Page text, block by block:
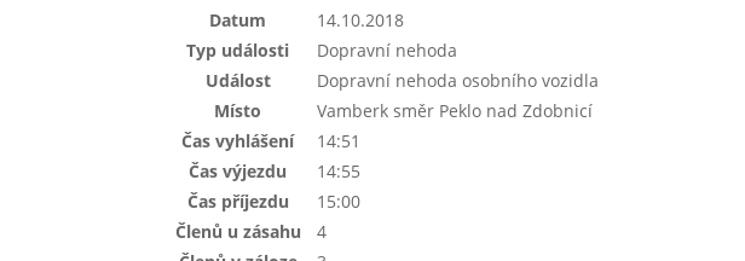
Datum
14.10.2018
Typ události
Dopravní nehoda
Událost
Dopravní nehoda osobního vozidla
Místo
Vamberk směr Peklo nad Zdobnicí
Čas vyhlášení
14:51
Čas výjezdu
14:55
Čas příjezdu
15:00
Členů u zásahu
4